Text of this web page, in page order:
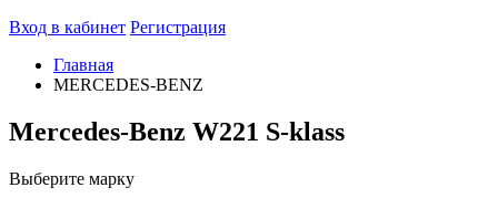
Вход в кабинет Регистрация
Главная
MERCEDES-BENZ
Mercedes-Benz W221 S-klass
Выберите марку